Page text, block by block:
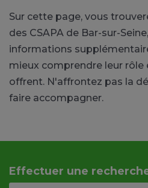
Sur cette page, vous
des CSAPA de Bar-sur-
informations
mieux comprendre leur rôle
offrent. N'affrontez pas la
faire accompagner.
Effectuer une